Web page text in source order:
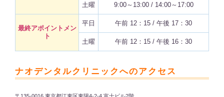
土曜 9:00～13:00 / 14:00～17:00
最終アポイントメン
ト
平日 午前 12：15 / 午後 17：30
土曜 午前 12：15 / 午後 16：30
ナオデンタルクリニックへのアクセス